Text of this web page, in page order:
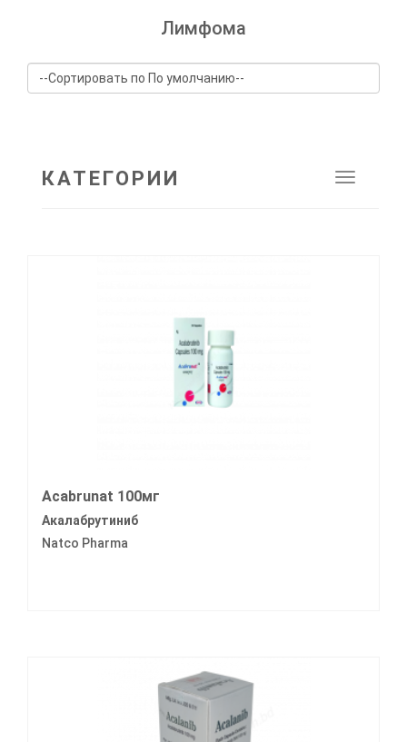
Лимфома
Toggle
КАТЕГОРИИ
Acabrunat 100мг
Акалабрутиниб
Natco Pharma